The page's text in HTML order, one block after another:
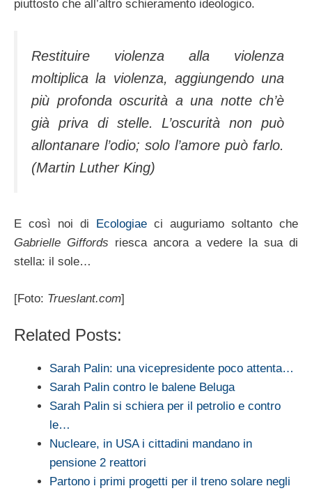
piuttosto che all’altro schieramento ideologico.
Restituire violenza alla violenza
moltiplica la violenza, aggiungendo una
più profonda oscurità a una notte ch’è
già priva di stelle. L’oscurità non può
allontanare l’odio; solo l’amore può farlo.
(Martin Luther King)
E così noi di Ecologiae ci auguriamo soltanto che
Gabrielle Giffords riesca ancora a vedere la sua di
stella: il sole…
[Foto: Trueslant.com]
Related Posts:
Sarah Palin: una vicepresidente poco attenta…
Sarah Palin contro le balene Beluga
Sarah Palin si schiera per il petrolio e contro
le…
Nucleare, in USA i cittadini mandano in
pensione 2 reattori
Partono i primi progetti per il treno solare negli